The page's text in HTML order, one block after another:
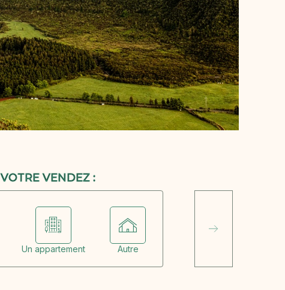
VOTRE VENDEZ :
Un appartement Autre